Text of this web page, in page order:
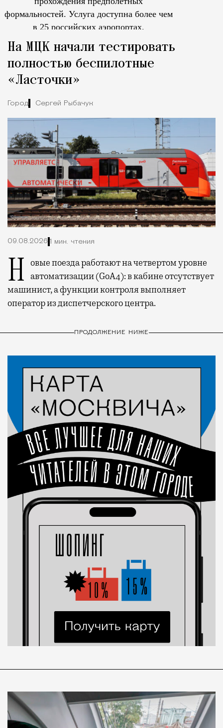
формальностей. Услуга доступна более чем
в 25 российских аэропортах.
На МЦК начали тестировать
полностью беспилотные
«Ласточки»
Город Сергей Рыбачук
09.08.2026 1 мин. чтения
Новые поезда работают на четвертом уровне автоматизации (GoA4): в кабине отсутствует
машинист, а функции контроля выполняет
оператор из диспетчерского центра.
ПРОДОЛЖЕНИЕ НИЖЕ